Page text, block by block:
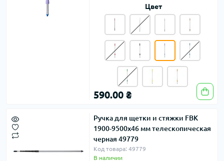
Цвет
590.00 ₴
Ручка для щетки и стяжки FBK
1900-9500х46 мм телескопическая
черная 49779
Код товара: 49779
В наличии